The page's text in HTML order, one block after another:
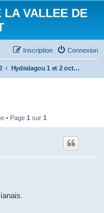
LA VALLEE DE
Connexion
Inscription
Hydralagou 1 et 2 octobre 2022
• Page 1 sur 1